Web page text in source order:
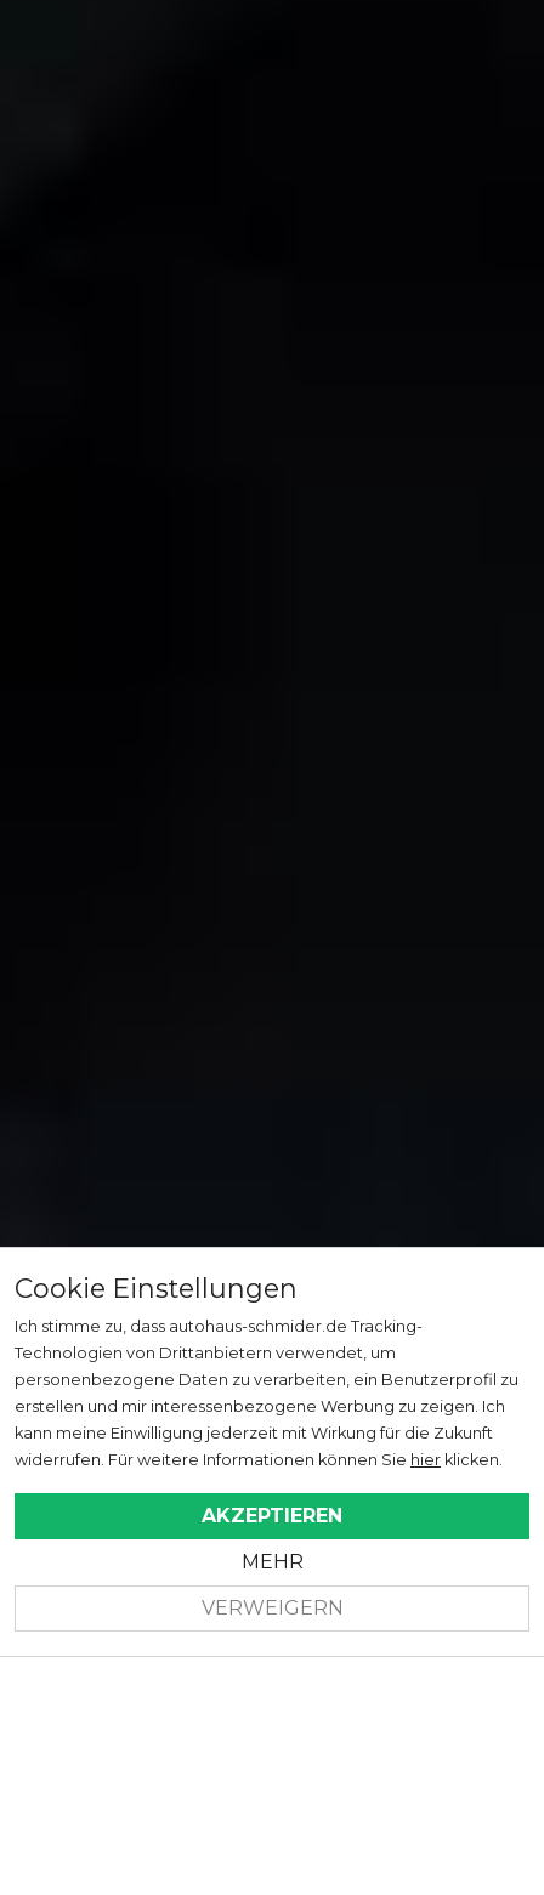
Cookie Einstellungen
Ich stimme zu, dass autohaus-schmider.de Tracking-
Technologien von Drittanbietern verwendet, um
personenbezogene Daten zu verarbeiten, ein Benutzerprofil zu
erstellen und mir interessenbezogene Werbung zu zeigen. Ich
kann meine Einwilligung jederzeit mit Wirkung für die Zukunft
widerrufen. Für weitere Informationen können Sie hier klicken.
AKZEPTIEREN
MEHR
VERWEIGERN